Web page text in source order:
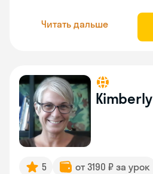
Читать дальше
Kimberly
5 от 3190 ₽ за урок